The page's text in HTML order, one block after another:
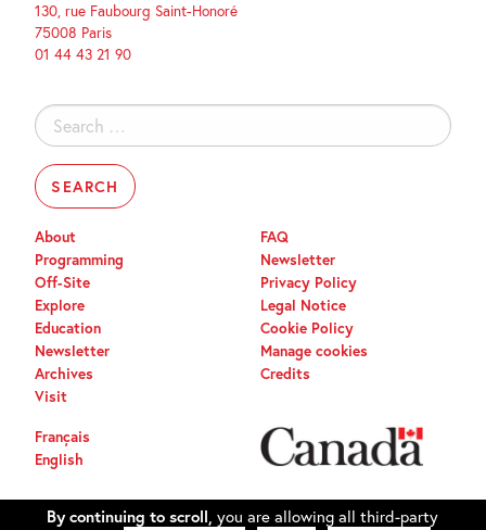
130, rue Faubourg Saint-Honoré
75008 Paris
01 44 43 21 90
Search
for:
About
Programming
Off-Site
Explore
Education
Newsletter
Archives
Visit
FAQ
Newsletter
Privacy Policy
Legal Notice
Cookie Policy
Manage cookies
Credits
Français
English
By continuing to scroll, you are allowing all third-party